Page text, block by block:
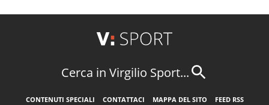
Cerca in Virgilio Sport...
CONTENUTI SPECIALI CONTATTACI MAPPA DEL SITO
FEED RSS